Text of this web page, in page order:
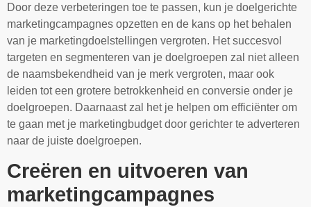
Door deze verbeteringen toe te passen, kun je doelgerichte
marketingcampagnes opzetten en de kans op het behalen
van je marketingdoelstellingen vergroten. Het succesvol
targeten en segmenteren van je doelgroepen zal niet alleen
de naamsbekendheid van je merk vergroten, maar ook
leiden tot een grotere betrokkenheid en conversie onder je
doelgroepen. Daarnaast zal het je helpen om efficiënter om
te gaan met je marketingbudget door gerichter te adverteren
naar de juiste doelgroepen.
Creëren en uitvoeren van
marketingcampagnes